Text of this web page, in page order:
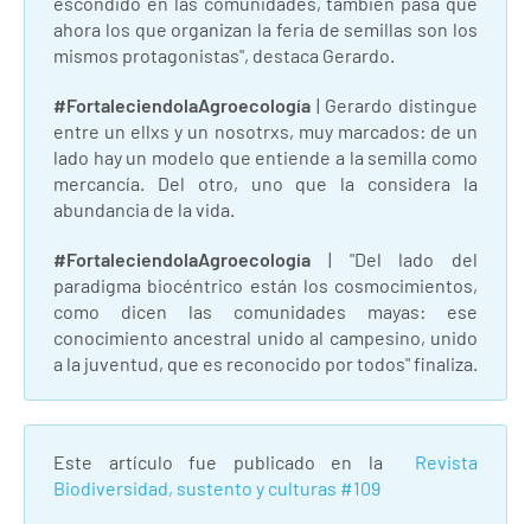
ahora los que organizan la feria de semillas son los
mismos protagonistas", destaca Gerardo.
#FortaleciendolaAgroecología | Gerardo distingue
entre un ellxs y un nosotrxs, muy marcados: de un
lado hay un modelo que entiende a la semilla como
mercancía. Del otro, uno que la considera la
abundancia de la vida.
#FortaleciendolaAgroecología | "Del lado del
paradigma biocéntrico están los cosmocimientos,
como dicen las comunidades mayas: ese
conocimiento ancestral unido al campesino, unido
a la juventud, que es reconocido por todos" finaliza.
Este artículo fue publicado en la Revista
Biodiversidad, sustento y culturas #109